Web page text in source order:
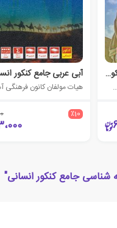
آبی فلسفه و منطق جامع کنکور انسانی
آموزش (قلم چی)
آبی عربی جامع کنکور
٪10
شناسی جامع کنکور انسانی"